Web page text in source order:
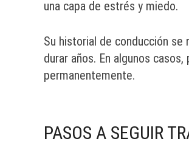
una capa de estrés y miedo.
Su historial de conducción se
durar años. En algunos
permanentemente.
PASOS A SEGUIR